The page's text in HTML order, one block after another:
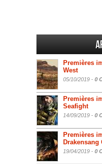
Premières
West
05/10/2019 - 0
Premières
Seafight
14/09/2019 - 0
Premières
Drakensang
19/04/2019 - 0